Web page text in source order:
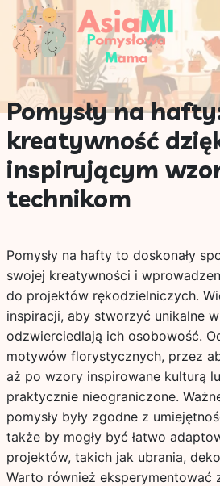
Pomysły na
kreatywność
inspirującym
technikom
Pomysły na hafty to doskonały
swojej kreatywności i
do projektów rękodzielniczych.
inspiracji, aby stworzyć unikalne
odzwierciedlają ich osobowość.
motywów florystycznych, przez
aż po wzory inspirowane kulturą
praktycznie nieograniczone.
pomysły były zgodne z
także by mogły być łatwo
projektów, takich jak ubrania,
Warto również eksperymentować